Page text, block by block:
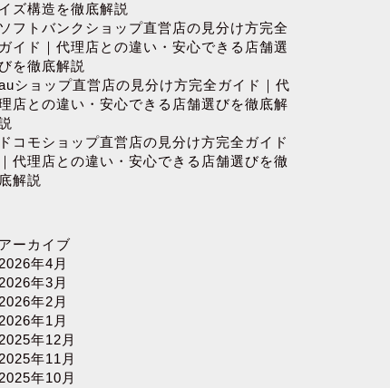
イズ構造を徹底解説
ソフトバンクショップ直営店の見分け方完全
ガイド｜代理店との違い・安心できる店舗選
を徹底解説
ショップ直営店の見分け方完全ガイド｜代
店との違い・安心できる店舗選びを徹底解
ドコモショップ直営店の見分け方完全ガイド
｜代理店との違い・安心できる店舗選びを徹
底解説
アーカイブ
2026年4月
2026年3月
2026年2月
2026年1月
2025年12月
2025年11月
2025年10月